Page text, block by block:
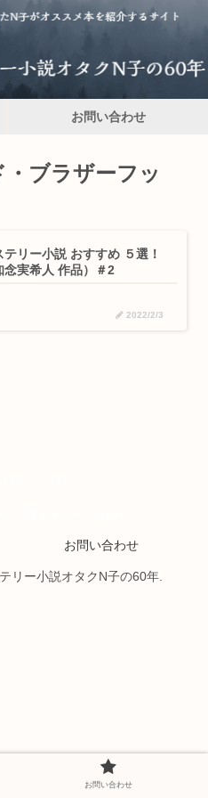
お問い合わせ
ブラザーフッ
テリー小説 おすすめ ５選！
念実希人 作品）＃2
2022/2/3
お問い合わせ
ー小説オタクN子の60年.
お問い合わせ